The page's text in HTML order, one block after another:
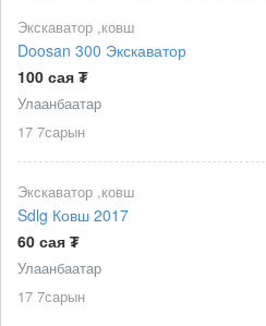
Экскаватор ,ковш
Doosan 300 Экскаватор
100 сая ₮
Улаанбаатар
17 7сарын
Экскаватор ,ковш
Sdlg Ковш 2017
60 сая ₮
Улаанбаатар
17 7сарын